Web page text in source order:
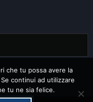
che tu possa avere la
continui ad utilizzare
tu ne sia felice.